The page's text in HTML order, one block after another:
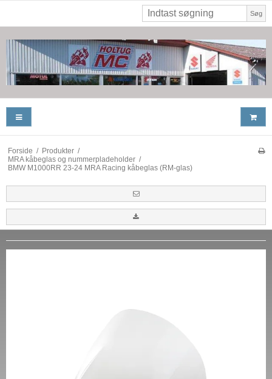
Søg
Forside / Produkter /
MRA kåbeglas og nummerpladeholder /
BMW M1000RR 23-24 MRA Racing kåbeglas (RM-glas)